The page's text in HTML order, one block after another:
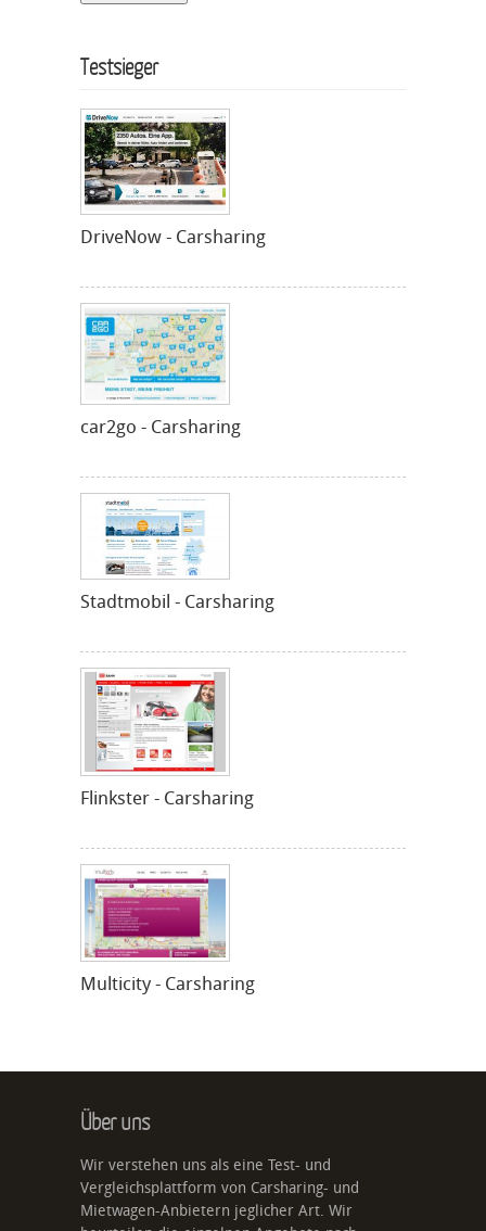
Testsieger
DriveNow - Carsharing
car2go - Carsharing
Stadtmobil - Carsharing
Flinkster - Carsharing
Multicity - Carsharing
Über uns
Wir verstehen uns als eine Test- und
Vergleichsplattform von Carsharing- und
Mietwagen-Anbietern jeglicher Art. Wir